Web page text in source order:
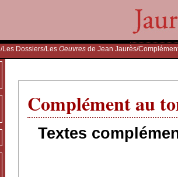
/Les Dossiers/Les Oeuvres de Jean Jaurès/
Complément au
Textes